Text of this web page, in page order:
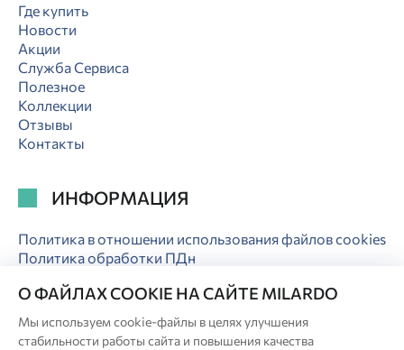
Где купить
Новости
Акции
Служба Сервиса
Полезное
Коллекции
Отзывы
Контакты
ИНФОРМАЦИЯ
Политика в отношении использования файлов cookies
Политика обработки ПДн
О ФАЙЛАХ COOKIE НА САЙТЕ MILARDO
Мы используем cookie-файлы в целях улучшения
стабильности работы сайта и повышения качества